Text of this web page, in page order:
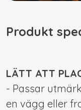
Produkt
LÄTT ATT
- Passar
en vägg eller